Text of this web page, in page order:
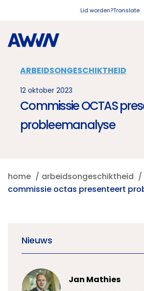
Lid worden?Translate
ARBEIDSONGESCHIKTHEID
12 oktober 2023
Commissie OCTAS
probleemanalyse
home
arbeidsongeschiktheid
commissie octas presenteert
Nieuws
Jan Mathies